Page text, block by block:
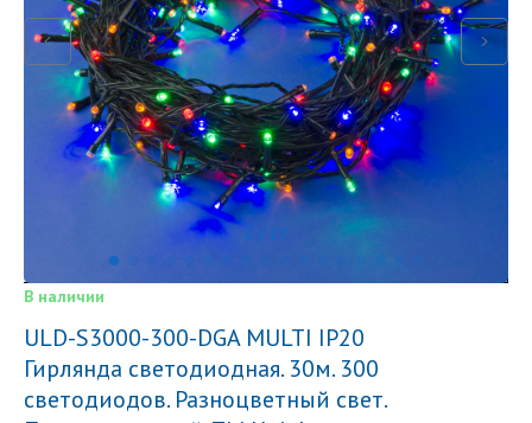
1 / 17
В наличии
ULD-S3000-300-DGA MULTI IP20
Гирлянда светодиодная. 30м. 300
светодиодов. Разноцветный свет.